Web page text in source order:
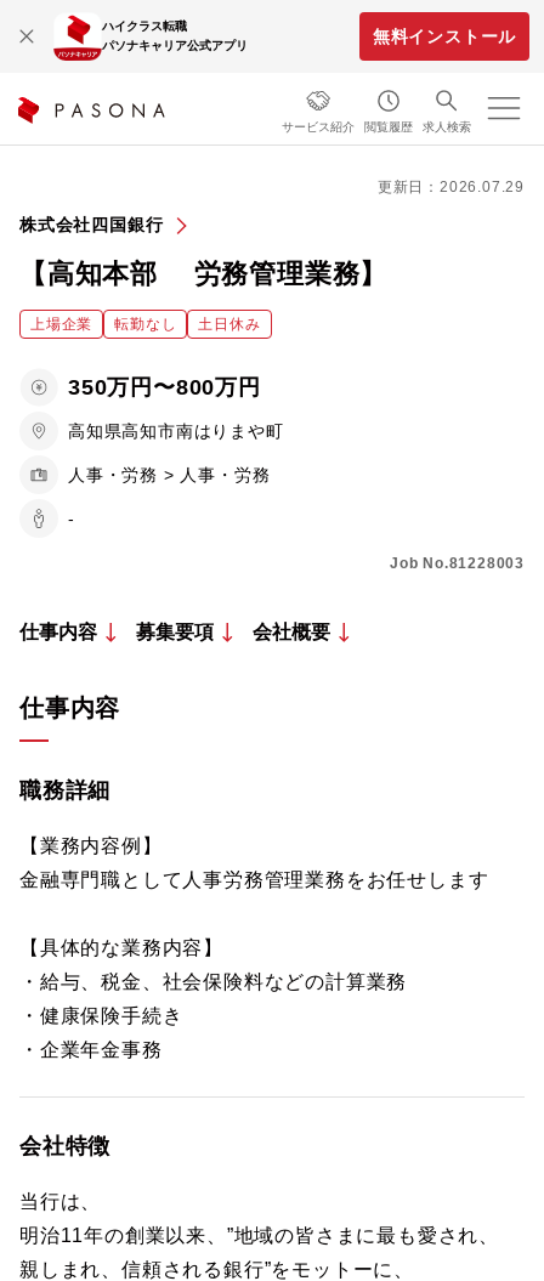
ハイクラス転職
パソナキャリア公式アプリ
無料インストール
サービス紹介 閲覧履歴 求人検索
更新日：2026.07.29
株式会社四国銀行
【高知本部 労務管理業務】
上場企業 転勤なし 土日休み
350万円〜800万円
高知県高知市南はりまや町
人事・労務 > 人事・労務
-
Job No.81228003
仕事内容 募集要項 会社概要
仕事内容
職務詳細
【業務内容例】
金融専門職として人事労務管理業務をお任せします
【具体的な業務内容】
・給与、税金、社会保険料などの計算業務
・健康保険手続き
・企業年金事務
会社特徴
当行は、
明治11年の創業以来、”地域の皆さまに最も愛され、
親しまれ、信頼される銀行”をモットーに、